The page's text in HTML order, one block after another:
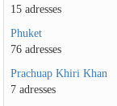
15 adresses
Phuket
76 adresses
Prachuap Khiri Khan
7 adresses